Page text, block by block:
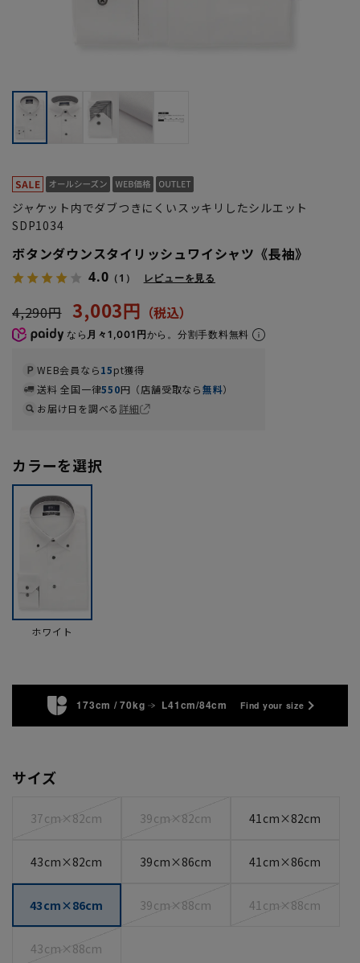
ジャケット内でダブつきにくいスッキリしたシルエット
SDP1034
ボタンダウンスタイリッシュワイシャツ《長袖》
4.0 （1） レビューを見る
4,290円 3,003円
なら 月々1,001円から。分割手数料無料
WEB会員なら15pt獲得
送料 全国一律550円（店舗受取なら無料）
お届け日を調べる詳細
カラーを選択
ホワイト
173cm / 70kg L41cm/84cm Find your size
サイズ
37cm×82cm 39cm×82cm 41cm×82cm
43cm×82cm 39cm×86cm 41cm×86cm
43cm×86cm 39cm×88cm 41cm×88cm
43cm×88cm